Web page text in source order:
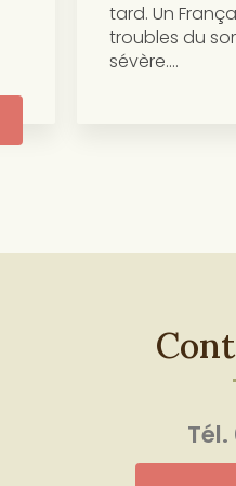
tard. Un
troubles du
sévère....
Tél.